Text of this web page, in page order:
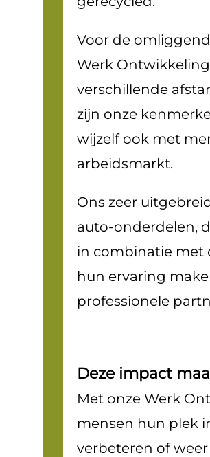
Voor de
Werk
verschillende
zijn onze
wijzelf ook met
arbeidsmarkt.
Ons zeer
auto-onderdelen,
in combinatie met
hun ervaring
professionele
Deze impact
Met onze Werk
mensen hun plek
verbeteren of